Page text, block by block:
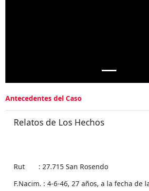
Antecedentes del Caso
Relatos de Los Hechos
Rut : 27.715 San Rosendo
F.Nacim. : 4-6-46, 27 años, a la fecha de